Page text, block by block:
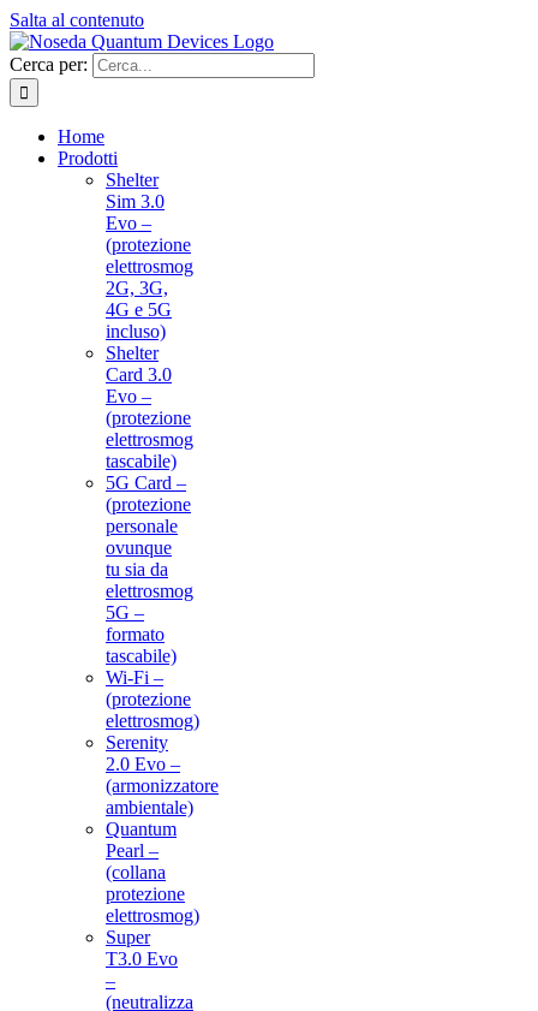
Salta al contenuto
Cerca per:
Home
Prodotti
Shelter
Sim 3.0
Evo –
(protezione
elettrosmog
2G, 3G,
4G e 5G
incluso)
Shelter
Card 3.0
Evo –
(protezione
elettrosmog
tascabile)
5G Card –
(protezione
personale
ovunque
tu sia da
elettrosmog
5G –
formato
tascabile)
Wi-Fi –
(protezione
elettrosmog)
Serenity
2.0 Evo –
(armonizzatore
ambientale)
Quantum
Pearl –
(collana
protezione
elettrosmog)
Super
T3.0 Evo
–
(neutralizza